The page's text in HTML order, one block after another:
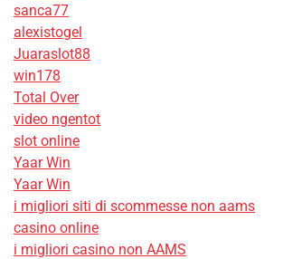
sanca77
alexistogel
Juaraslot88
win178
Total Over
video ngentot
slot online
Yaar Win
Yaar Win
i migliori siti di scommesse non aams
casino online
i migliori casino non AAMS